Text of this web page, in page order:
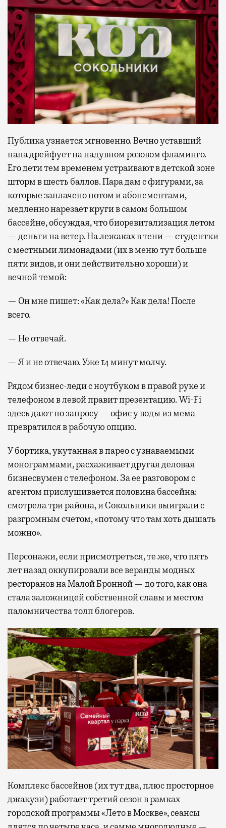
Публика узнается мгновенно. Вечно уставший
папа дрейфует на надувном розовом фламинго.
Его дети тем временем устраивают в детской зоне
шторм в шесть баллов. Пара дам с фигурами, за
которые заплачено потом и абонементами,
медленно нарезает круги в самом большом
бассейне, обсуждая, что биоревитализация летом
— деньги на ветер. На лежаках в тени — студентки
с местными лимонадами (их в меню тут больше
пяти видов, и они действительно хороши) и
вечной темой:
— Он мне пишет: «Как дела?» Как дела! После
всего.
— Не отвечай.
— Я и не отвечаю. Уже 14 минут молчу.
Рядом бизнес-леди с ноутбуком в правой руке и
телефоном в левой правит презентацию. Wi-Fi
здесь дают по запросу — офис у воды из мема
превратился в рабочую опцию.
У бортика, укутанная в парео с узнаваемыми
монограммами, расхаживает другая деловая
бизнесвумен с телефоном. За ее разговором с
агентом прислушивается половина бассейна:
смотрела три района, и Сокольники выиграли с
разгромным счетом, «потому что там хоть дышать
можно».
Персонажи, если присмотреться, те же, что пять
лет назад оккупировали все веранды модных
ресторанов на Малой Бронной — до того, как она
стала заложницей собственной славы и местом
паломничества толп блогеров.
Комплекс бассейнов (их тут два, плюс просторное
джакузи) работает третий сезон в рамках
городской программы «Лето в Москве», сеансы